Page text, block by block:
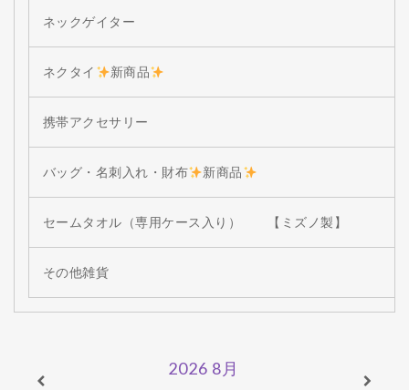
ネックゲイター
ネクタイ 新商品
携帯アクセサリー
バッグ・名刺入れ・財布 新商品
セームタオル（専用ケース入り） 【ミズノ製】
その他雑貨
2026 8月